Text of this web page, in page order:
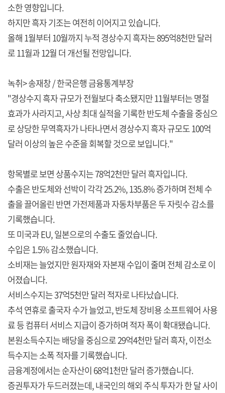
소한 영향입니다.
하지만 흑자 기조는 여전히 이어지고 있습니다.
올해 1월부터 10월까지 누적 경상수지 흑자는 895억8천만 달러
로 11월과 12월 더 개선될 전망입니다.
녹취> 송재창 / 한국은행 금융통계부장
"경상수지 흑자 규모가 전월보다 축소됐지만 11월부터는 명절
효과가 사라지고, 사상 최대 실적을 기록한 반도체 수출을 중심으
로 상당한 무역흑자가 나타나면서 경상수지 흑자 규모도 100억
달러 이상의 높은 수준을 회복할 것으로 보입니다."
항목별로 보면 상품수지는 78억2천만 달러 흑자입니다.
수출은 반도체와 선박이 각각 25.2%, 135.8% 증가하며 전체 수
출을 끌어올린 반면 가전제품과 자동차부품은 두 자릿수 감소를
기록했습니다.
또 미국과 EU, 일본으로의 수출도 줄었습니다.
수입은 1.5% 감소했습니다.
소비재는 늘었지만 원자재와 자본재 수입이 줄며 전체 감소로 이
어졌습니다.
서비스수지는 37억5천만 달러 적자로 나타났습니다.
추석 연휴로 출국자 수가 늘었고, 반도체 장비용 소프트웨어 사용
료 등 컴퓨터 서비스 지급이 증가하며 적자 폭이 확대됐습니다.
본원소득수지는 배당을 중심으로 29억4천만 달러 흑자, 이전소
득수지는 소폭 적자를 기록했습니다.
금융계정에서는 순자산이 68억1천만 달러 증가했습니다.
증권투자가 두드러졌는데, 내국인의 해외 주식 투자가 한 달 사이